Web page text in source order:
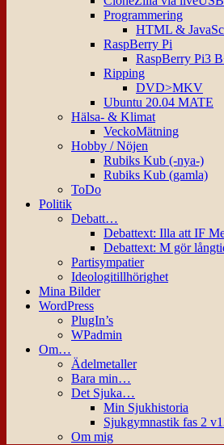
Programmering
HTML &
RaspBerry Pi
RaspBerry Pi3
Ripping
DVD>MKV
Ubuntu 20.04 MATE
Hälsa- & Klimat
VeckoMätning
Hobby / Nöjen
Rubiks Kub (-nya-)
Rubiks Kub (gamla)
ToDo
Politik
Debatt…
Debattext: Illa att IF
Debattext: M gör
Partisympatier
Ideologitillhörighet
Mina Bilder
WordPress
PlugIn’s
WPadmin
Om…
Ädelmetaller
Bara min…
Det Sjuka…
Min Sjukhistoria
Sjukgymnastik fas 2
Om mig